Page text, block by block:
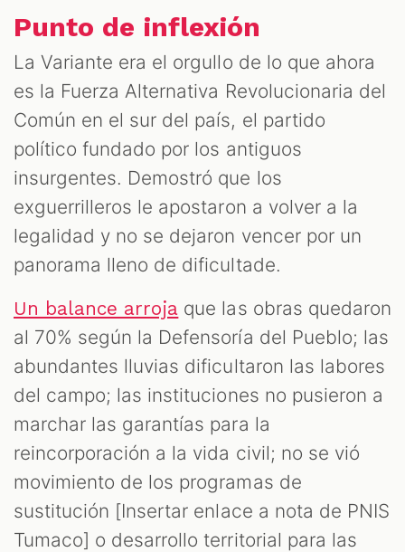
Punto de inflexión
La Variante era el orgullo de lo que ahora
es la Fuerza Alternativa Revolucionaria del
Común en el sur del país, el partido
político fundado por los antiguos
insurgentes. Demostró que los
exguerrilleros le apostaron a volver a la
legalidad y no se dejaron vencer por un
panorama lleno de dificultade.
Un balance arroja que las obras quedaron
al 70% según la Defensoría del Pueblo; las
abundantes lluvias dificultaron las labores
del campo; las instituciones no pusieron a
marchar las garantías para la
reincorporación a la vida civil; no se vió
movimiento de los programas de
sustitución [Insertar enlace a nota de PNIS
Tumaco] o desarrollo territorial para las